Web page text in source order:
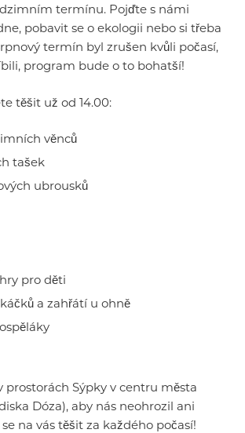
termínu. Pojďte s námi
pobavit se o ekologii nebo si třeba
termín byl zrušen kvůli počasí,
program bude o to bohatší!
těšit už od 14.00:
věnců
tašek
ubrousků
pro děti
a zahřátí u ohně
prostorách Sýpky v centru města
Dóza), aby nás neohrozil ani
na vás těšit za každého počasí!